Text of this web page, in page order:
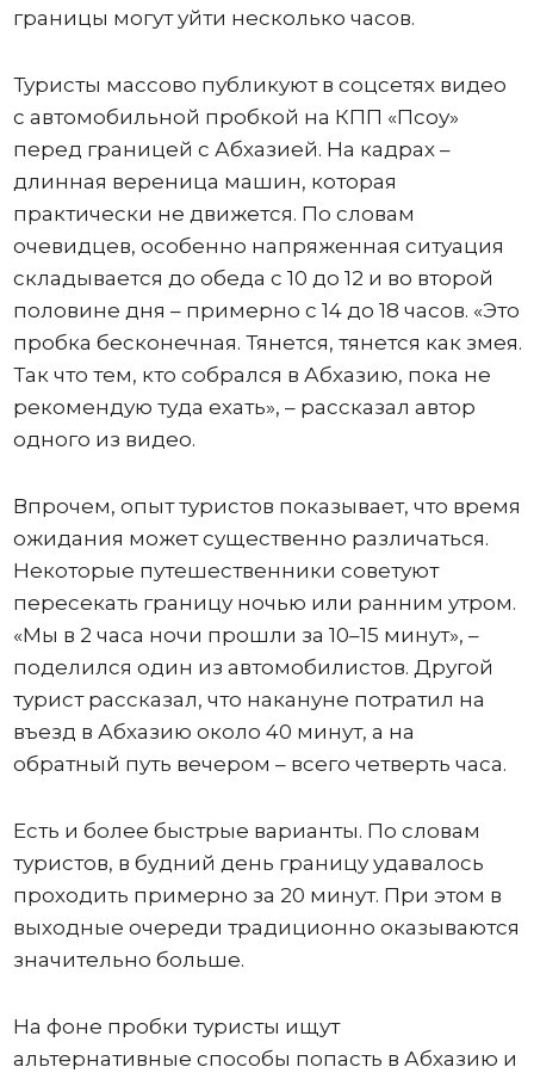
границы могут уйти несколько часов.
Туристы массово публикуют в соцсетях видео
с автомобильной пробкой на КПП «Псоу»
перед границей с Абхазией. На кадрах –
длинная вереница машин, которая
практически не движется. По словам
очевидцев, особенно напряженная ситуация
складывается до обеда с 10 до 12 и во второй
половине дня – примерно с 14 до 18 часов. «Это
пробка бесконечная. Тянется, тянется как змея.
Так что тем, кто собрался в Абхазию, пока не
рекомендую туда ехать», – рассказал автор
одного из видео.
Впрочем, опыт туристов показывает, что время
ожидания может существенно различаться.
Некоторые путешественники советуют
пересекать границу ночью или ранним утром.
«Мы в 2 часа ночи прошли за 10–15 минут», –
поделился один из автомобилистов. Другой
турист рассказал, что накануне потратил на
въезд в Абхазию около 40 минут, а на
обратный путь вечером – всего четверть часа.
Есть и более быстрые варианты. По словам
туристов, в будний день границу удавалось
проходить примерно за 20 минут. При этом в
выходные очереди традиционно оказываются
значительно больше.
На фоне пробки туристы ищут
альтернативные способы попасть в Абхазию и